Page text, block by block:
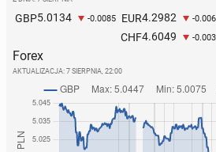
GBP5.0134 -0.0085 EUR4.2982 -
CHF4.6049 -
Forex
AKTUALIZACJA: 7 SIERPNIA, 22:00